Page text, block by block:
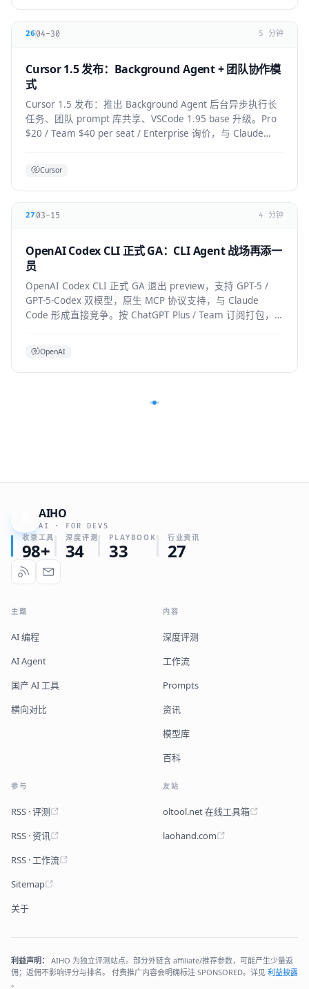
2604-30 5 分钟
Cursor 1.5 发布：Background Agent + 团队协作模
式
Cursor 1.5 发布：推出 Background Agent 后台异步执行长
任务、团队 prompt 库共享、VSCode 1.95 base 升级。Pro
$20 / Team $40 per seat / Enterprise 询价，与 Claude
Cursor
27 03-15 4 分钟
OpenAI Codex CLI 正式 GA：CLI Agent 战场再添一
员
OpenAI Codex CLI 正式 GA 退出 preview，支持 GPT-5 /
GPT-5-Codex 双模型，原生 MCP 协议支持，与 Claude
Code 形成直接竞争。按 ChatGPT Plus / Team 订阅打包，
OpenAI
AIHO
AI · FOR DEVS
收录工具
98+
深度评测
34
PLAYBOOK
33
行业资讯
27
主题
AI 编程
AI Agent
国产 AI 工具
横向对比
内容
深度评测
工作流
Prompts
资讯
模型库
百科
参与
RSS · 评测
RSS · 资讯
RSS · 工作流
Sitemap
关于
友站
oltool.net 在线工具箱
laohand.com
利益声明：
AIHO 为独立评测站点。部分外链含 affiliate/推荐参数，可能产生少量返
佣；返佣不影响评分与排名。 付费推广内容会明确标注 SPONSORED。详见 利益披露
。